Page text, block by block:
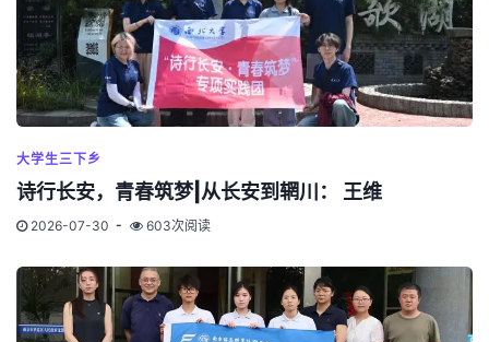
大学生三下乡
诗行长安，青春筑梦|从长安到辋川： 王维
2026-07-30 603次阅读